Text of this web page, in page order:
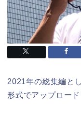
2021年の総集編と
形式でアップロード